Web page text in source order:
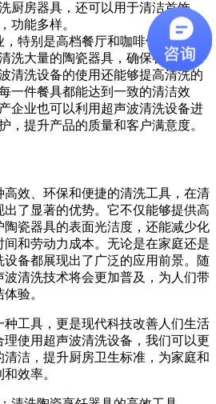
厨房器具，还可以用于清洁首饰、
功能多样。
，特别是高档餐厅和咖啡馆，超声波
洗大量的陶瓷器具，确保餐具的卫
清洗设备的使用还能够提高清洗的
一件餐具都能达到一致的清洁效
企业也可以利用超声波清洗设备进
，提升产品的质量和客户满意度。
效、环保和便捷的清洗工具，在清
了显著的优势。它不仅能够提供高
瓷器具的表面光洁度，还能减少化
和劳动力成本。无论是在家庭还是
备都展现出了广泛的应用前景。随
清洗技术将会更加普及，为人们带
验。
工具，更是现代科技改善人们生活
理使用超声波清洗设备，我们可以更
洁，提升厨房卫生标准，为家庭和
效率。